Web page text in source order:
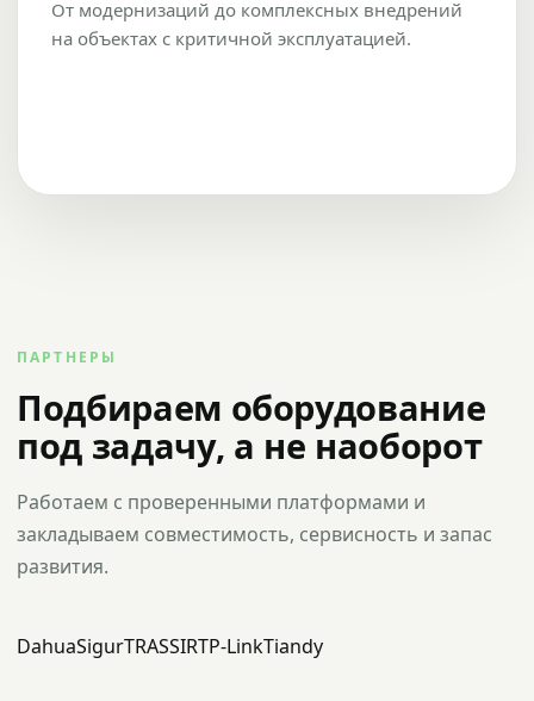
От модернизаций до комплексных внедрений
на объектах с критичной эксплуатацией.
ПАРТНЕРЫ
Подбираем оборудование
под задачу, а не наоборот
Работаем с проверенными платформами и
закладываем совместимость, сервисность и запас
развития.
DahuaSigurTRASSIRTP-LinkTiandy